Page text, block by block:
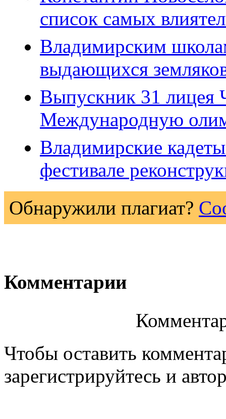
список самых
Владимирским
выдающихся
Выпускник 31 лицея
Международную
Владимирские
фестивале
Обнаружили плагиат?
Комментарии
Чтобы оставить
зарегистрируйтесь и